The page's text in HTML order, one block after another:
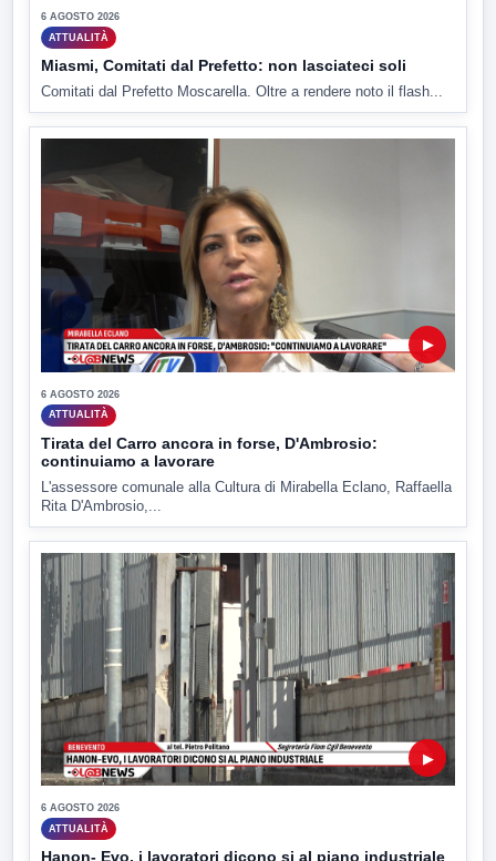
6 AGOSTO 2026
ATTUALITÀ
Miasmi, Comitati dal Prefetto: non lasciateci soli
Comitati dal Prefetto Moscarella. Oltre a rendere noto il flash...
▶
6 AGOSTO 2026
ATTUALITÀ
Tirata del Carro ancora in forse, D'Ambrosio:
continuiamo a lavorare
L'assessore comunale alla Cultura di Mirabella Eclano, Raffaella
Rita D'Ambrosio,...
▶
6 AGOSTO 2026
ATTUALITÀ
Hanon- Evo, i lavoratori dicono si al piano industriale